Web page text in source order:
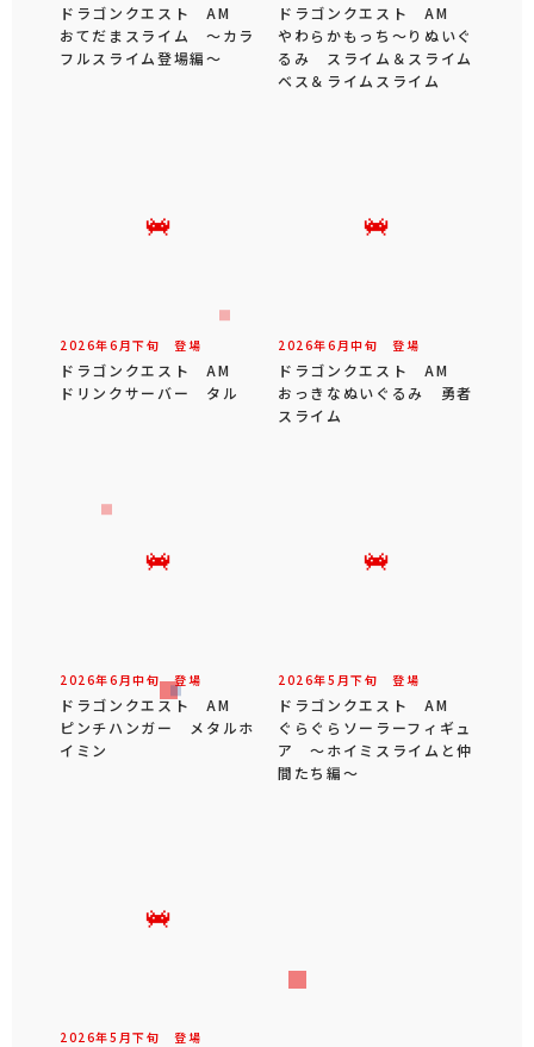
ドラゴンクエスト AM
おてだまスライム ～カラ
フルスライム登場編～
ドラゴンクエスト AM
やわらかもっち～りぬいぐ
るみ スライム＆スライム
ベス＆ライムスライム
2026年6 月下旬 登場
ドラゴンクエスト AM
ドリンクサーバー タル
2026年6 月中旬 登場
ドラゴンクエスト AM
おっきなぬいぐるみ 勇者
スライム
2026年6 月中旬登場
ドラゴンクエスト AM
ピンチハンガー メタルホ
イミン
2026年5 月下旬 登場
ドラゴンクエスト AM
ぐらぐらソーラーフィギュ
ア ～ホイミスライムと仲
間たち編～
2026年5 月下旬 登場